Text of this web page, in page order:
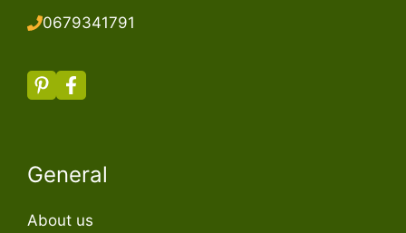
0679341791
General
About us